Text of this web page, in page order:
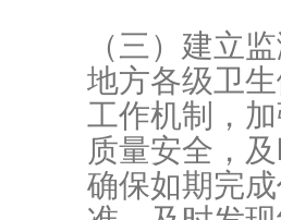
（三）建立
地方各级卫
工作机制，
质量安全，
确保如期完